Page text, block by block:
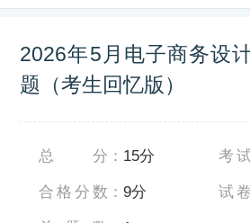
2026年5月电子商务设
题（考生回忆版）
总分 ： 15分
合格分数 ：9分
考
试